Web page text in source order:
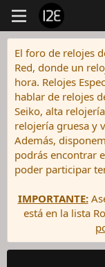
El foro de relojes
Red, donde un
hora. Relojes
hablar de relojes
Seiko, alta
relojería gruesa y
Además,
podrás encontrar
poder participar
IMPORTANTE:
está en la lista